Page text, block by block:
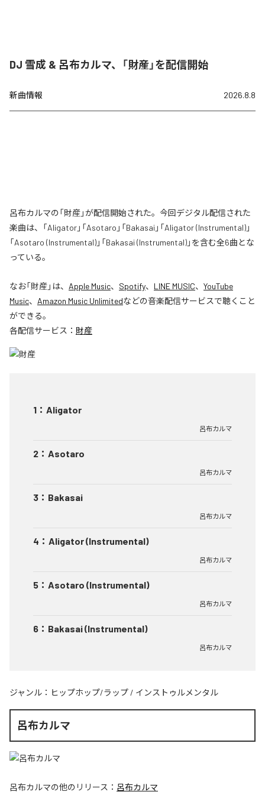
DJ 雪成 & 呂布カルマ、「財産」を配信開始
新曲情報 2026.8.8
呂布カルマの「財産」が配信開始された。今回デジタル配信された
楽曲は、「Aligator」「Asotaro」「Bakasai」「Aligator (Instrumental)」
「Asotaro (Instrumental)」「Bakasai (Instrumental)」を含む全6曲とな
っている。
なお「財産」は、 Apple Music、 Spotify、 LINE MUSIC、 YouTube
Music、 Amazon Music Unlimitedなどの音楽配信サービスで聴くこと
ができる。
各配信サービス： 財産
1 ： Aligator
呂布カルマ
2 ： Asotaro
呂布カルマ
3 ： Bakasai
呂布カルマ
4 ： Aligator (Instrumental)
呂布カルマ
5 ： Asotaro (Instrumental)
呂布カルマ
6 ： Bakasai (Instrumental)
呂布カルマ
ジャンル： ヒップホップ/ラップ / インストゥルメンタル
呂布カルマ
呂布カルマの他のリリース： 呂布カルマ